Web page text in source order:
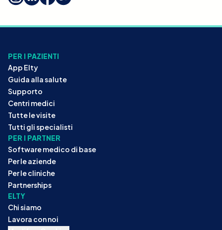
PER I PAZIENTI
App Elty
Guida alla salute
Supporto
Centri medici
Tutte le visite
Tutti gli specialisti
PER I PARTNER
Software medico di base
Per le aziende
Per le cliniche
Partnerships
ELTY
Chi siamo
Lavora con noi